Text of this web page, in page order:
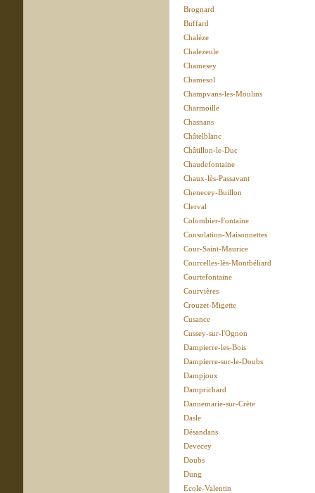
Brognard
Buffard
Chalèze
Chalezeule
Chamesey
Chamesol
Champvans-les-Moulins
Charmoille
Chasnans
Châtelblanc
Châtillon-le-Duc
Chaudefontaine
Chaux-lès-Passavant
Chenecey-Buillon
Clerval
Colombier-Fontaine
Consolation-Maisonnettes
Cour-Saint-Maurice
Courcelles-lès-Montbéliard
Courtefontaine
Courvières
Crouzet-Migette
Cusance
Cussey-sur-l'Ognon
Dampierre-les-Bois
Dampierre-sur-le-Doubs
Dampjoux
Damprichard
Dannemarie-sur-Crète
Dasle
Désandans
Devecey
Doubs
Dung
Ecole-Valentin